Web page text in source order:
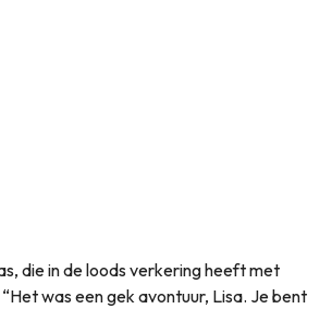
die in de loods verkering heeft met
was een gek avontuur, Lisa. Je bent